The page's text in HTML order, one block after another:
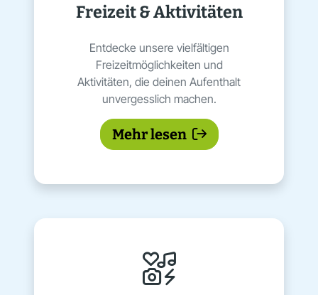
Freizeit & Aktivitäten
Entdecke unsere vielfältigen
Freizeitmöglichkeiten und
Aktivitäten, die deinen Aufenthalt
unvergesslich machen.
Mehr lesen